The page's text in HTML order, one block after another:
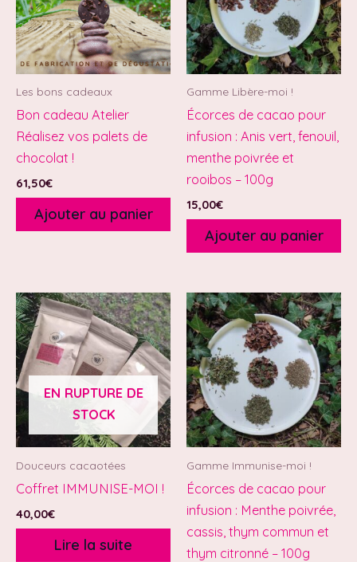
Les bons cadeaux
Bon cadeau Atelier
Réalisez vos palets de
chocolat !
61,50€
Ajouter au panier
Gamme Libère-moi !
Écorces de cacao pour
infusion : Anis vert, fenouil,
menthe poivrée et
rooibos – 100g
15,00€
Ajouter au panier
EN RUPTURE DE
STOCK
Douceurs cacaotées
Coffret IMMUNISE-MOI !
40,00€
Lire la suite
Gamme Immunise-moi !
Écorces de cacao pour
infusion : Menthe poivrée,
cassis, thym commun et
thym citronné – 100g